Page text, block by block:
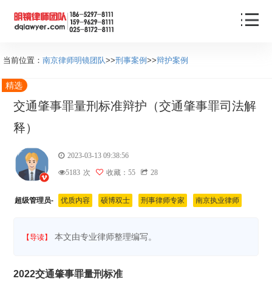
当前位置： 南京律师明镜团队>>刑事案例 >>辩护案例
精选
交通肇事罪量刑标准辩护（交通肇事罪司法解
释）
超级管理员- 优质内容 硕博双士 刑事律师专家 南京执业律师
2023-03-13 09:38:56
5183 次 收藏：55 28
【导读】 本文由专业律师整理编写。
2022交通肇事罪量刑标准